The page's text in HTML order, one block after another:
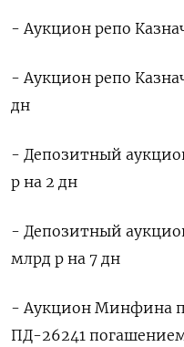
- Аукцион репо
- Аукцион репо
дн
- Депозитный
р на 2 дн
- Депозитный
млрд р на 7 дн
- Аукцион Минфина
ПД-26241 погашением